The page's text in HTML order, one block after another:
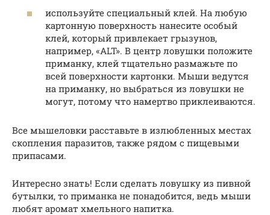
используйте специальный клей. На любую
картонную поверхность нанесите особый
клей, который привлекает грызунов,
например, «ALT». В центр ловушки положите
приманку, клей тщательно размажьте по
всей поверхности картонки. Мыши ведутся
на приманку, но выбраться из ловушки не
могут, потому что намертво приклеиваются.
Все мышеловки расставьте в излюбленных местах
скопления паразитов, также рядом с пищевыми
припасами.
Интересно знать! Если сделать ловушку из пивной
бутылки, то приманка не понадобится, ведь мыши
любят аромат хмельного напитка.